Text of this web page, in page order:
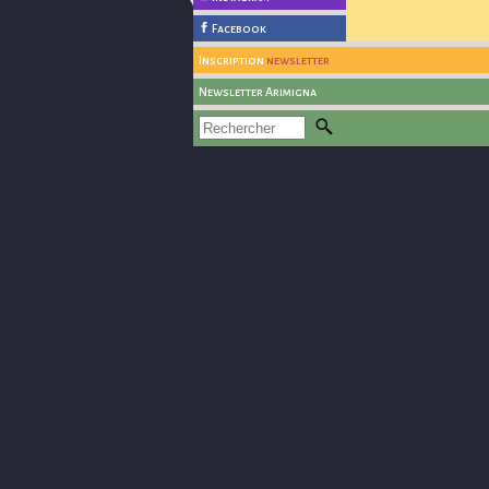
Facebook
Inscription newsletter
Newsletter Arimigna